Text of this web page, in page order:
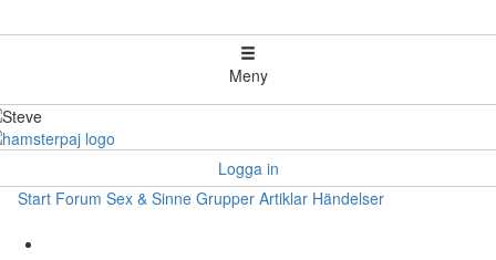
Meny
Logga in
Start Forum Sex & Sinne Grupper Artiklar Händelser